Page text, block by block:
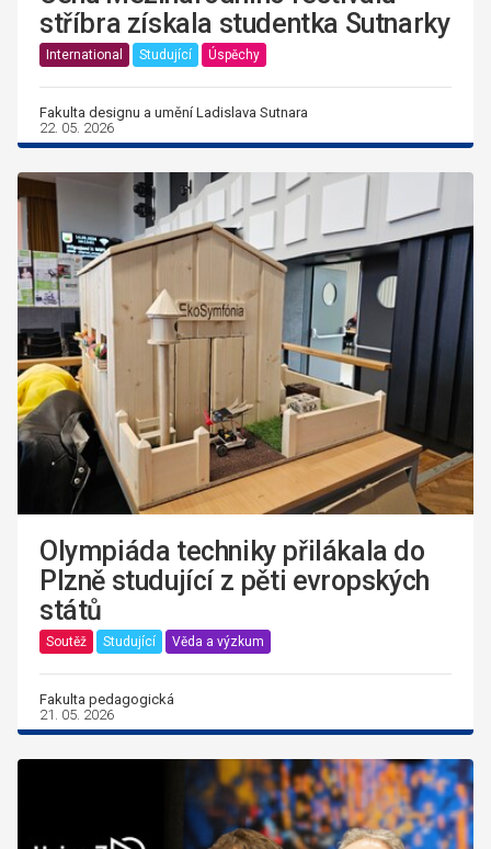
stříbra získala studentka Sutnarky
International Studující Úspěchy
Fakulta designu a umění Ladislava Sutnara
22. 05. 2026
Olympiáda techniky přilákala do
Plzně studující z pěti evropských
států
Soutěž Studující Věda a výzkum
Fakulta pedagogická
21. 05. 2026